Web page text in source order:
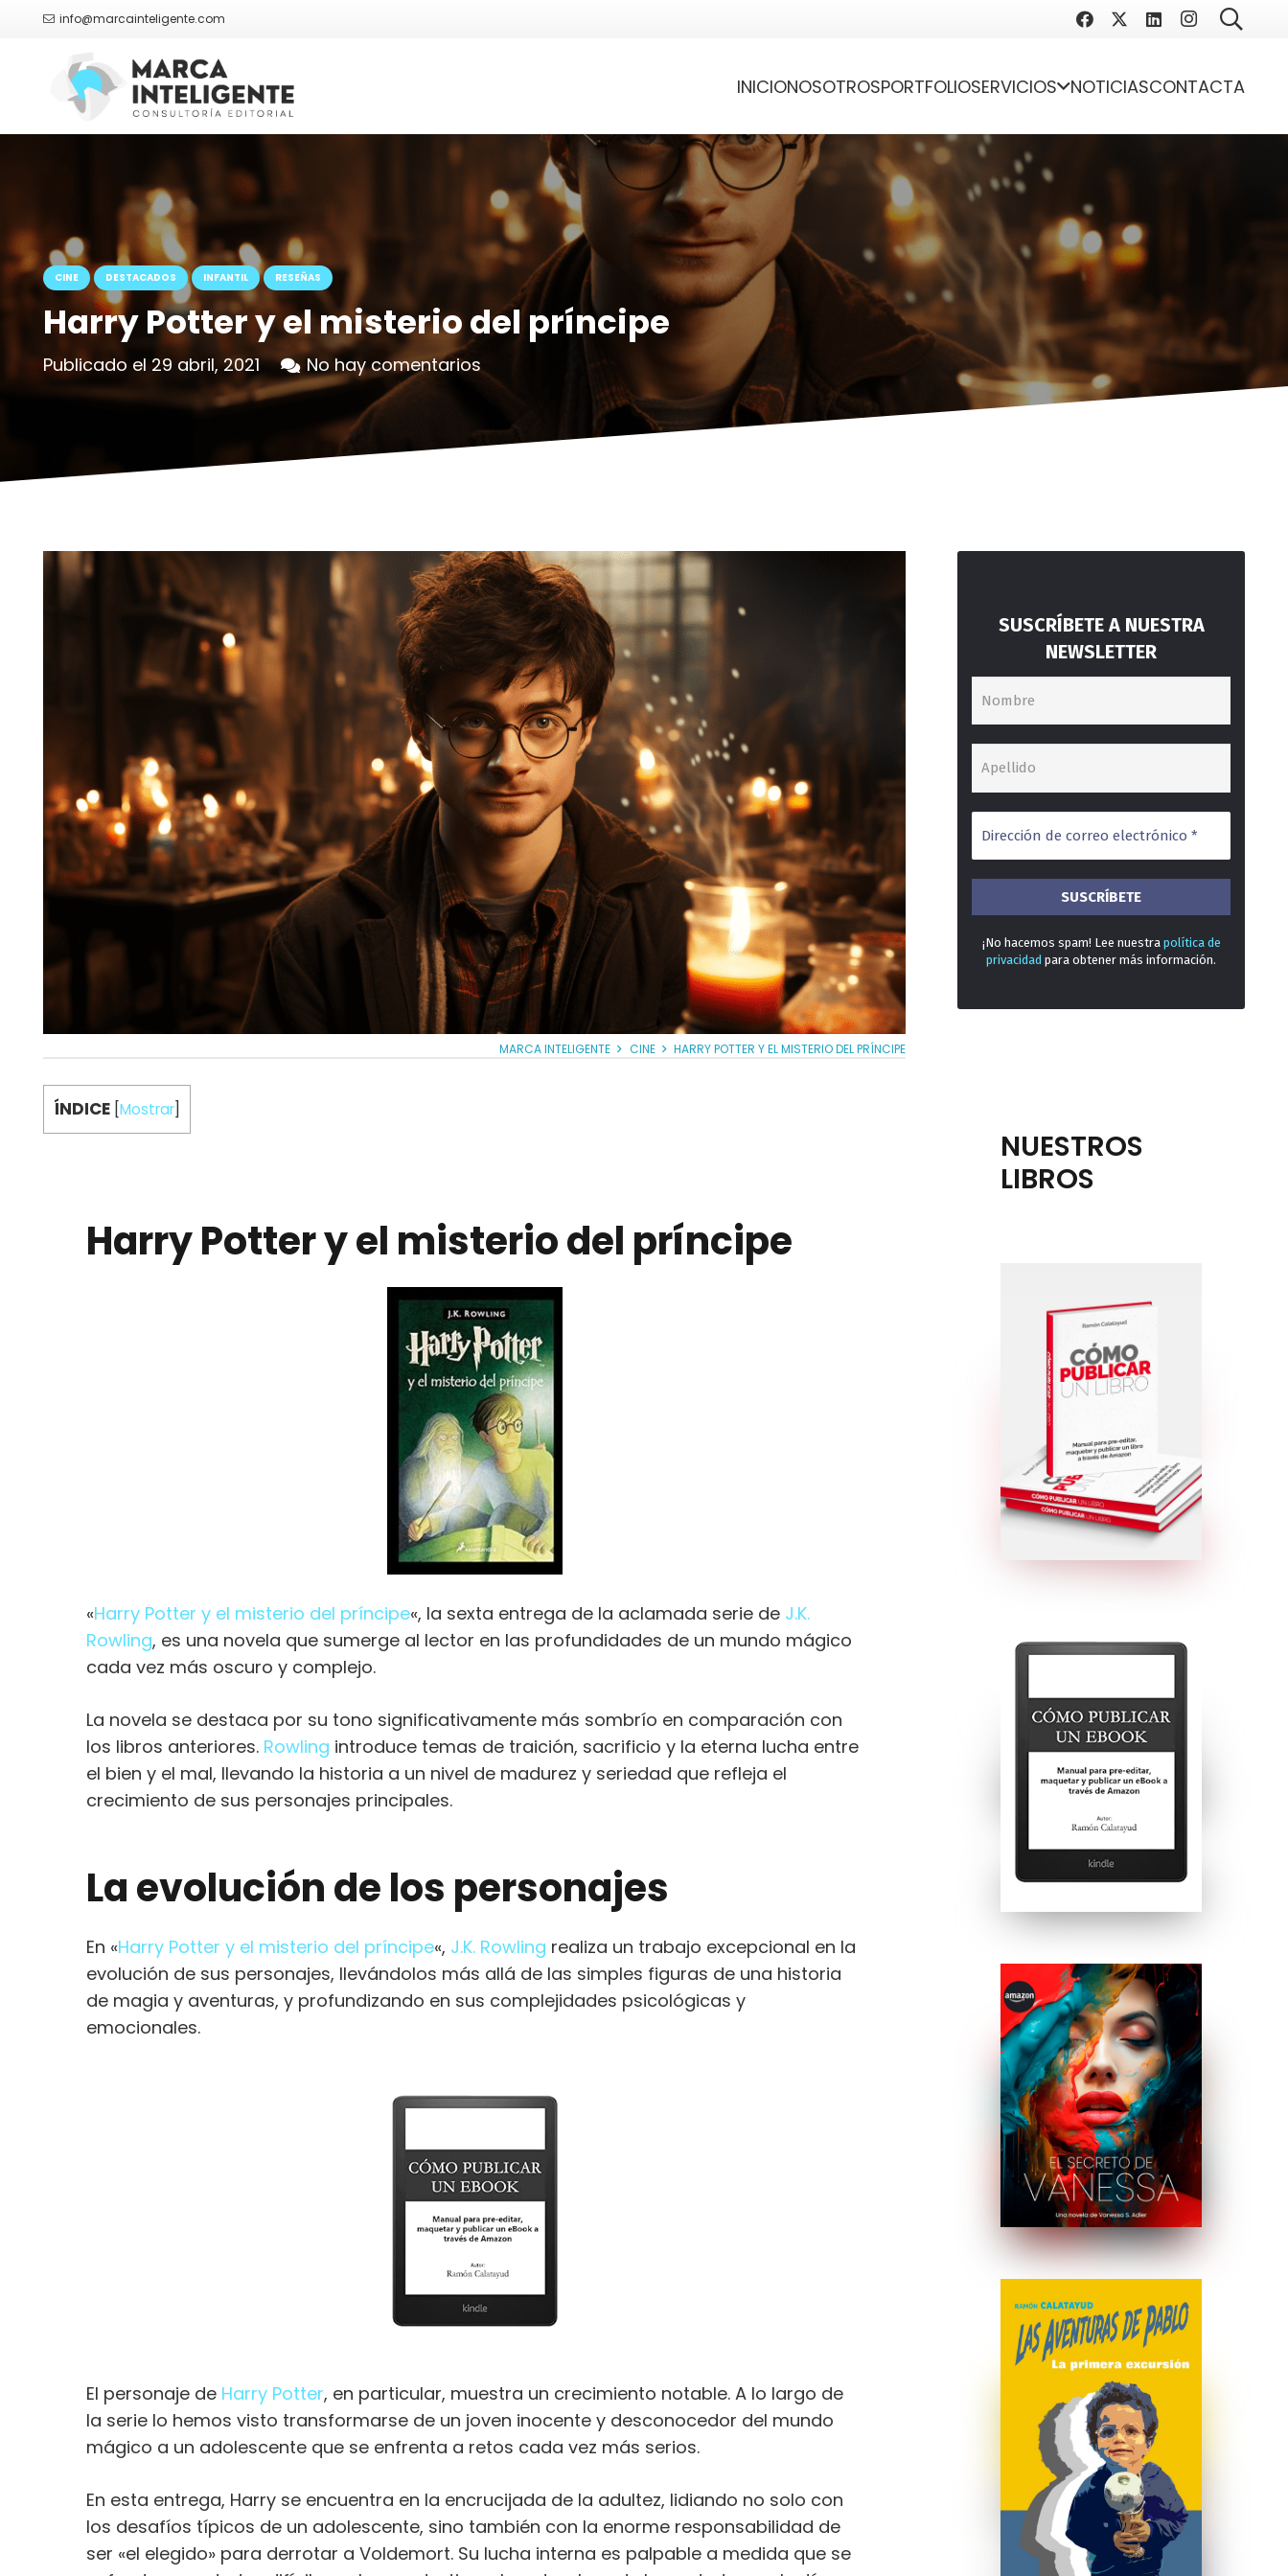
info@marcainteligente.com
INICIONOSOTROSPORTFOLIOSERVICIOS NOTICIASCONTACTA
CINE DESTACADOS INFANTIL RESEÑAS
Harry Potter y el misterio del príncipe
Publicado el29 abril, 2021 No hay comentarios
MARCA INTELIGENTE CINE HARRY POTTER Y EL MISTERIO DEL PRÍNCIPE
ÍNDICE Mostrar
Harry Potter y el misterio del príncipe
«Harry Potter y el misterio del príncipe«, la sexta entrega de la aclamada serie de J.K.
Rowling, es una novela que sumerge al lector en las profundidades de un mundo mágico
cada vez más oscuro y complejo.
La novela se destaca por su tono significativamente más sombrío en comparación con
los libros anteriores. Rowling introduce temas de traición, sacrificio y la eterna lucha entre
el bien y el mal, llevando la historia a un nivel de madurez y seriedad que refleja el
crecimiento de sus personajes principales.
La evolución de los personajes
En «Harry Potter y el misterio del príncipe«, J.K. Rowling realiza un trabajo excepcional en la
evolución de sus personajes, llevándolos más allá de las simples figuras de una historia
de magia y aventuras, y profundizando en sus complejidades psicológicas y
emocionales.
El personaje de Harry Potter, en particular, muestra un crecimiento notable. A lo largo de
la serie lo hemos visto transformarse de un joven inocente y desconocedor del mundo
mágico a un adolescente que se enfrenta a retos cada vez más serios.
En esta entrega, Harry se encuentra en la encrucijada de la adultez, lidiando no solo con
los desafíos típicos de un adolescente, sino también con la enorme responsabilidad de
ser «el elegido» para derrotar a Voldemort. Su lucha interna es palpable a medida que se
SUSCRÍBETE A NUESTRA
NEWSLETTER
¡No hacemos spam! Lee nuestra política de
privacidad para obtener más información.
NUESTROS
LIBROS